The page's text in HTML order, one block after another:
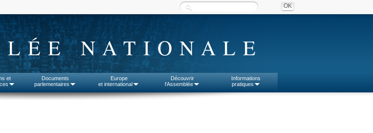
NATIONALE
et
Documents
parlementaires
Europe
et international
Découvrir
l'Assemblée
Informations
pratiques